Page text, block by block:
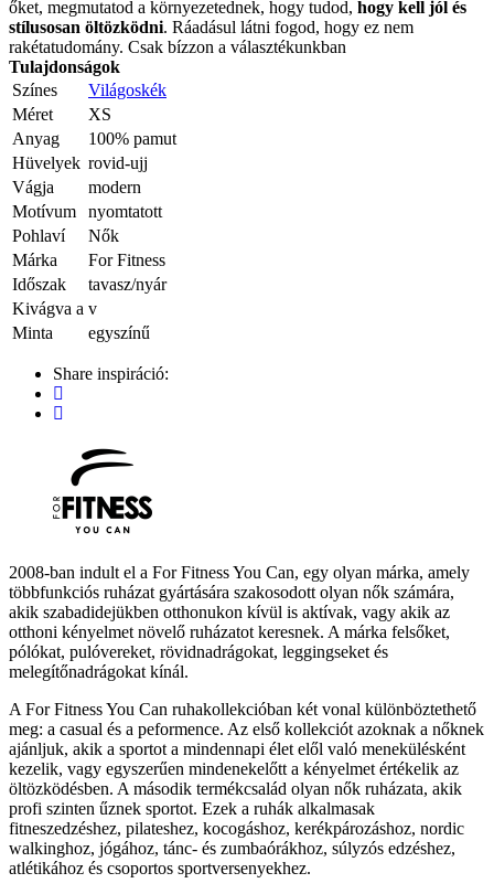
őket, megmutatod a környezetednek, hogy tudod, hogy kell jól és
stílusosan öltözködni. Ráadásul látni fogod, hogy ez nem
rakétatudomány. Csak bízzon a választékunkban
Tulajdonságok
Színes
Világoskék
Méret
XS
Anyag
100% pamut
Hüvelyek rovid-ujj
Vágja
modern
Motívum
nyomtatott
Pohlaví
Nők
Márka
For Fitness
Időszak
tavasz/nyár
Kivágva a v
Minta
egyszínű
Share inspiráció:
2008-ban indult el a For Fitness You Can, egy olyan márka, amely
többfunkciós ruházat gyártására szakosodott olyan nők számára,
akik szabadidejükben otthonukon kívül is aktívak, vagy akik az
otthoni kényelmet növelő ruházatot keresnek. A márka felsőket,
pólókat, pulóvereket, rövidnadrágokat, leggingseket és
melegítőnadrágokat kínál.
A For Fitness You Can ruhakollekcióban két vonal különböztethető
meg: a casual és a peformence. Az első kollekciót azoknak a nőknek
ajánljuk, akik a sportot a mindennapi élet elől való menekülésként
kezelik, vagy egyszerűen mindenekelőtt a kényelmet értékelik az
öltözködésben. A második termékcsalád olyan nők ruházata, akik
profi szinten űznek sportot. Ezek a ruhák alkalmasak
fitneszedzéshez, pilateshez, kocogáshoz, kerékpározáshoz, nordic
walkinghoz, jógához, tánc- és zumbaórákhoz, súlyzós edzéshez,
atlétikához és csoportos sportversenyekhez.